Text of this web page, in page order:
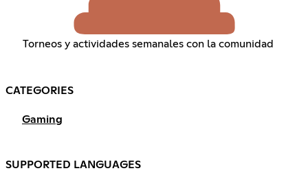
Torneos y actividades semanales con la comunidad
CATEGORIES
Gaming
SUPPORTED LANGUAGES